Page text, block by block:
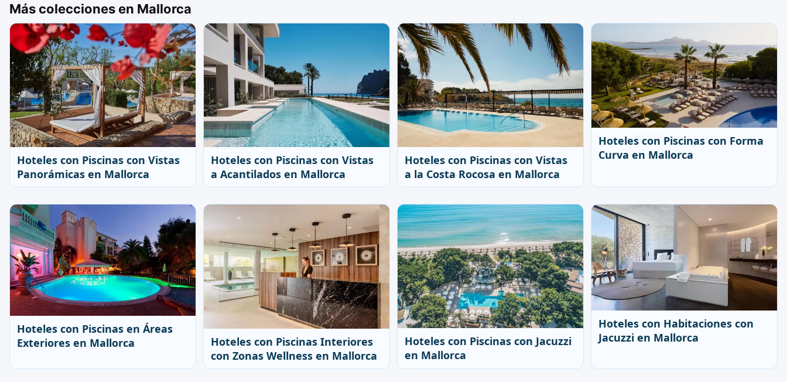
Más colecciones en Mallorca
Hoteles con Piscinas con Vistas
Panorámicas en Mallorca
Hoteles con Piscinas con Vistas
a Acantilados en Mallorca
Hoteles con Piscinas con Vistas
a la Costa Rocosa en Mallorca
Hoteles con Piscinas con Forma
Curva en Mallorca
Hoteles con Piscinas en Áreas
Exteriores en Mallorca
Hoteles con Piscinas Interiores
con Zonas Wellness en Mallorca
Hoteles con Piscinas con Jacuzzi
en Mallorca
Hoteles con Habitaciones con
Jacuzzi en Mallorca